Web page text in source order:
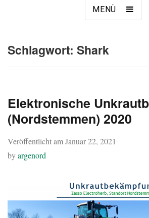
MENÜ
Schlagwort: Shark
Elektronische
(Nordstemmen) 2020
Veröffentlicht amJanuar 22, 2021
byargenord